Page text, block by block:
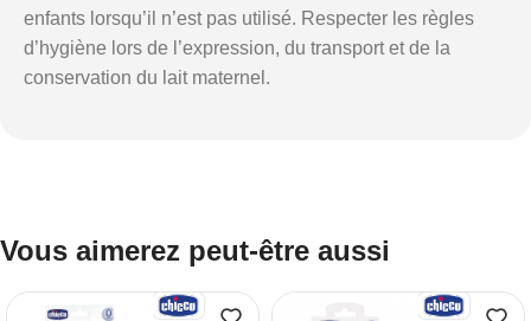
enfants lorsqu’il n’est pas utilisé. Respecter les règles
d’hygiène lors de l’expression, du transport et de la
conservation du lait maternel.
Vous aimerez peut-être aussi